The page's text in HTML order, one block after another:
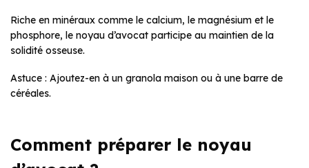
Riche en minéraux comme le calcium, le magnésium et le
phosphore, le noyau d’avocat participe au maintien de la
solidité osseuse.
Astuce : Ajoutez-en à un granola maison ou à une barre de
céréales.
Comment préparer le noyau